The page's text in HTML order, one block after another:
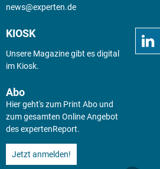
news@experten.de
KIOSK
Unsere Magazine gibt es digital
im Kiosk.
Abo
Hier geht's zum Print Abo und
zum gesamten Online Angebot
des expertenReport.
Jetzt anmelden!